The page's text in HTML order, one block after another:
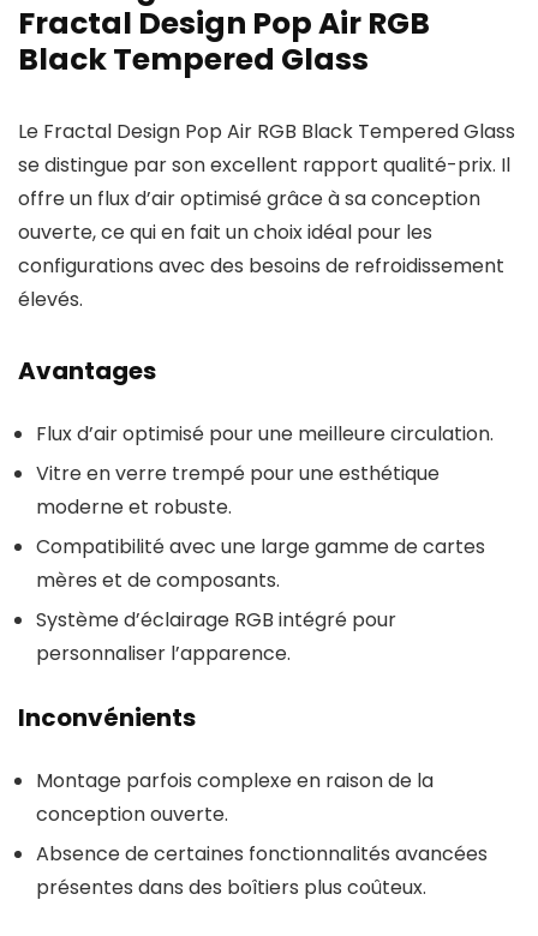
Fractal Design Pop Air RGB
Black Tempered Glass
Le Fractal Design Pop Air RGB Black Tempered Glass
se distingue par son excellent rapport qualité-prix. Il
offre un flux d’air optimisé grâce à sa conception
ouverte, ce qui en fait un choix idéal pour les
configurations avec des besoins de refroidissement
élevés.
Avantages
Flux d’air optimisé pour une meilleure circulation.
Vitre en verre trempé pour une esthétique
moderne et robuste.
Compatibilité avec une large gamme de cartes
mères et de composants.
Système d’éclairage RGB intégré pour
personnaliser l’apparence.
Inconvénients
Montage parfois complexe en raison de la
conception ouverte.
Absence de certaines fonctionnalités avancées
présentes dans des boîtiers plus coûteux.